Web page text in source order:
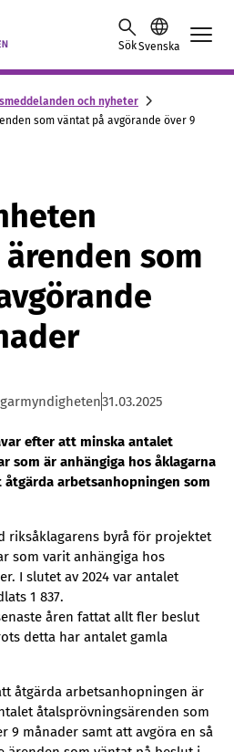
SökSvenska
och nyheter
som väntat på avgörande över 9
som
31.03.2025
efter att minska antalet
som är anhängiga hos åklagarna
arbetsanhopningen som
riksåklagarens byrå för projektet
som varit anhängiga hos
I slutet av 2024 var antalet
1 837.
åren fattat allt fler beslut
detta har antalet gamla
åtgärda arbetsanhopningen är
åtalsprövningsärenden som
9 månader samt att avgöra en så